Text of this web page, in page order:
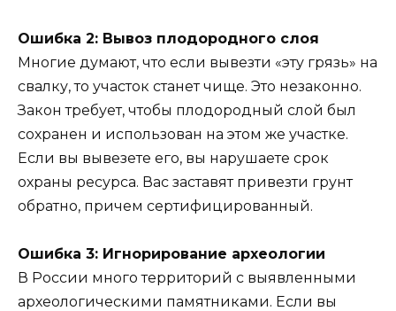
Ошибка 2: Вывоз плодородного слоя
Многие думают, что если вывезти «эту грязь» на
свалку, то участок станет чище. Это незаконно.
Закон требует, чтобы плодородный слой был
сохранен и использован на этом же участке.
Если вы вывезете его, вы нарушаете срок
охраны ресурса. Вас заставят привезти грунт
обратно, причем сертифицированный.
Ошибка 3: Игнорирование археологии
В России много территорий с выявленными
археологическими памятниками. Если вы